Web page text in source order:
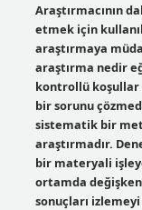
Araştırmacının
etmek için
araştırmaya
araştırma nedir
kontrollü
bir sorunu
sistematik bir
araştırmadır.
bir materyali
ortamda
sonuçları